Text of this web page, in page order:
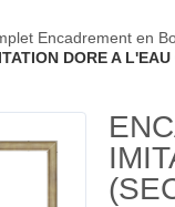
Encadrement en
DORE A